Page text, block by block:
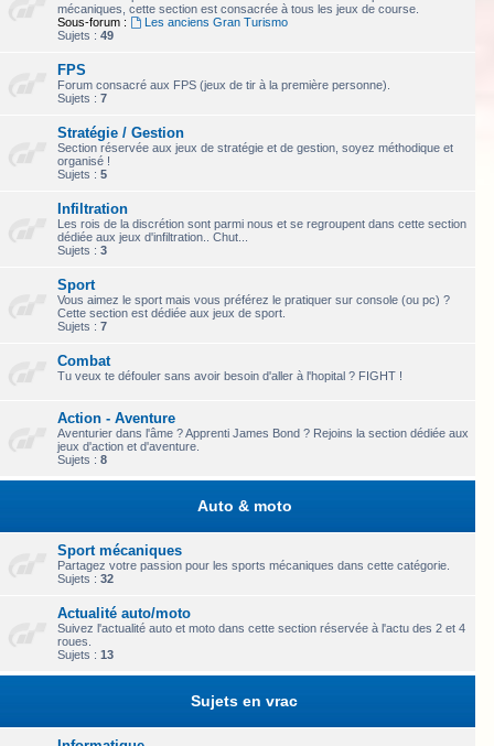
mécaniques, cette section est consacrée à tous les jeux de course.
Sous-forum :
Les anciens Gran Turismo
Sujets : 49
FPS
Forum consacré aux FPS (jeux de tir à la première personne).
Sujets : 7
Stratégie / Gestion
Section réservée aux jeux de stratégie et de gestion, soyez méthodique et
organisé !
Sujets : 5
Infiltration
Les rois de la discrétion sont parmi nous et se regroupent dans cette section
dédiée aux jeux d'infiltration.. Chut...
Sujets : 3
Sport
Vous aimez le sport mais vous préférez le pratiquer sur console (ou pc) ?
Cette section est dédiée aux jeux de sport.
Sujets : 7
Combat
Tu veux te défouler sans avoir besoin d'aller à l'hopital ? FIGHT !
Action - Aventure
Aventurier dans l'âme ? Apprenti James Bond ? Rejoins la section dédiée aux
jeux d'action et d'aventure.
Sujets : 8
Auto & moto
Sport mécaniques
Partagez votre passion pour les sports mécaniques dans cette catégorie.
Sujets : 32
Actualité auto/moto
Suivez l'actualité auto et moto dans cette section réservée à l'actu des 2 et 4
roues.
Sujets : 13
Sujets en vrac